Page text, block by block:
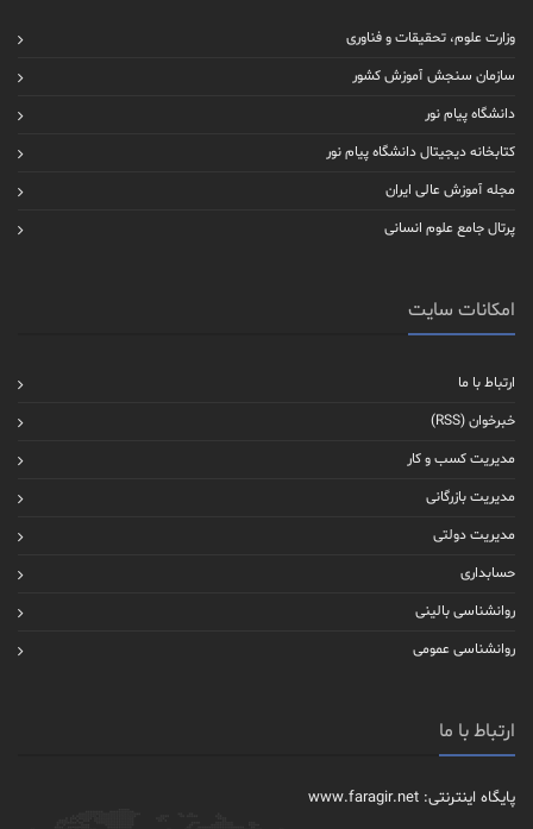
وزارت علوم، تحقیقات و فناوری
سازمان سنجش آموزش کشور
دانشگاه پیام نور
کتابخانه دیجیتال دانشگاه پیام نور
مجله آموزش عالی ایران
پرتال جامع علوم انسانی
امکانات سایت
ارتباط با ما
خبرخوان (RSS)
مدیریت کسب و کار
مدیریت بازرگانی
مدیریت دولتی
حسابداری
روانشناسی بالینی
روانشناسی عمومی
ارتباط با ما
پایگاه اینترنتی: www.faragir.net